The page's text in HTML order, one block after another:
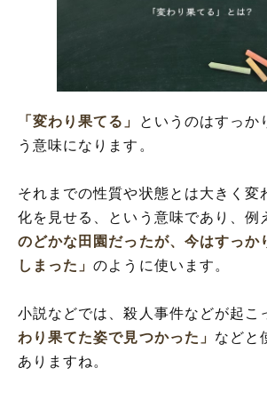
「変わり果てる」の類語や類義
「変わり果てる」
というのはすっか
う意味になります。
それまでの性質や状態とは大きく変
化を見せる、という意味であり、例
のどかな田園だったが、今はすっか
しまった」のように使います。
小説などでは、殺人事件などが起こ
わり果てた姿で見つかった」 などと
ありますね。